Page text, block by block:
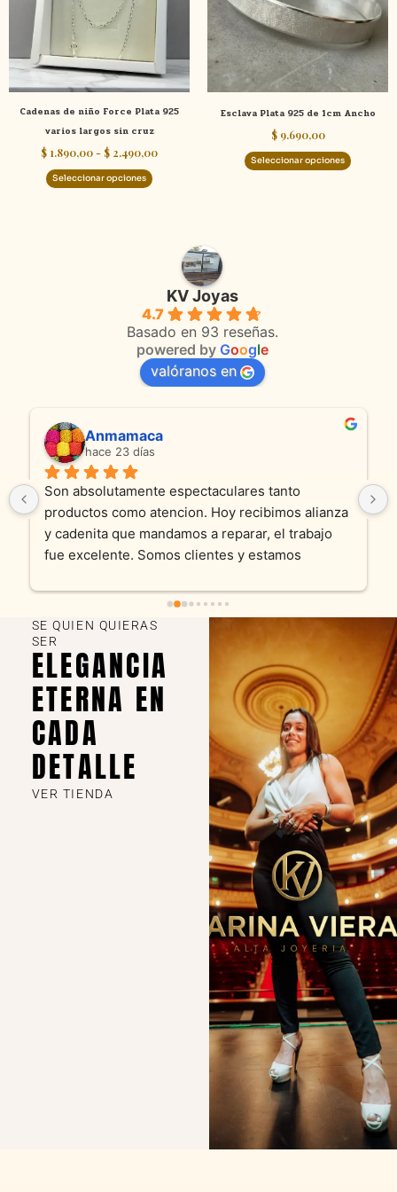
Cadenas de niño Force Plata 925
varios largos sin cruz
$ 1.890,00- $ 2.490,00
Seleccionar opciones
Las
opciones
se
pueden
elegir
en
la
página
de
Esclava Plata 925 de 1cm Ancho
$9.690,00
Seleccionar opciones
Las
se
elegir
en
página
KV Joyas
4.7
Basado en 93 reseñas.
powered by Google
valóranos en
Anmamaca
hace 23 días
Son absolutamente espectaculares tanto
productos como atencion. Hoy recibimos alianza
y cadenita que mandamos a reparar, el trabajo
fue excelente. Somos clientes y estamos
SE QUIEN QUIERAS
SER
ELEGANCIA
ETERNA EN
CADA
DETALLE
VER TIENDA